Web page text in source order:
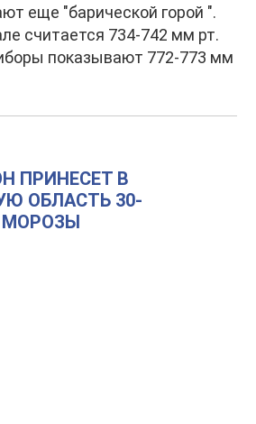
еще "барической горой ".
считается 734-742 мм рт.
показывают 772-773 мм
ПРИНЕСЕТ В
ОБЛАСТЬ 30-
МОРОЗЫ